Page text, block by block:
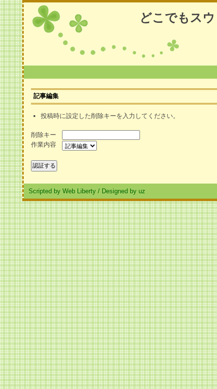
どこでもス
記事編集
投稿時に設定した削除キーを入力してください。
削除キー
作業内容
Scripted by Web Liberty / Designed by uz